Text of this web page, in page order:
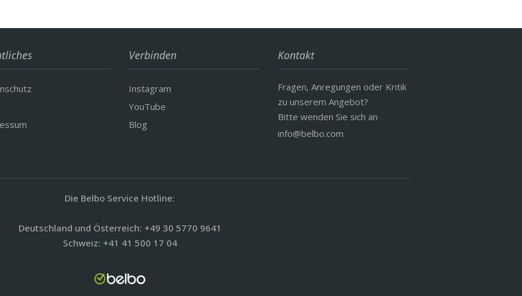
Verbinden
Instagram
YouTube
Blog
Kontakt
Fragen, Anregungen oder Kritik
zu unserem Angebot?
Bitte wenden Sie sich an
info@belbo.com
Die Belbo Service Hotline:
Deutschland und Österreich: +49 30 5770 9641
Schweiz: +41 41 500 17 04